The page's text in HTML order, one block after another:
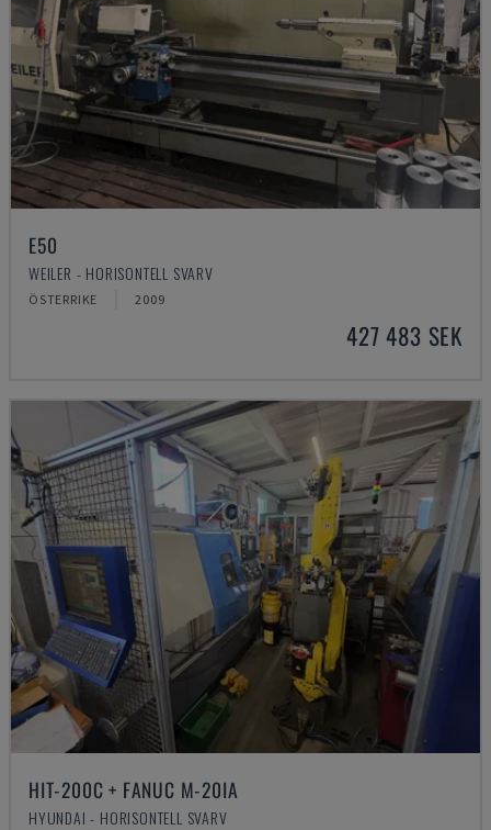
E50
WEILER - HORISONTELL SVARV
ÖSTERRIKE 2009
427 483 SEK
HIT-200C + FANUC M-20IA
HYUNDAI - HORISONTELL SVARV